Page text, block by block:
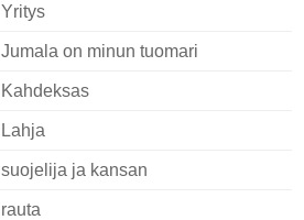
Yritys
Jumala on minun tuomari
Kahdeksas
Lahja
suojelija ja kansan
rauta